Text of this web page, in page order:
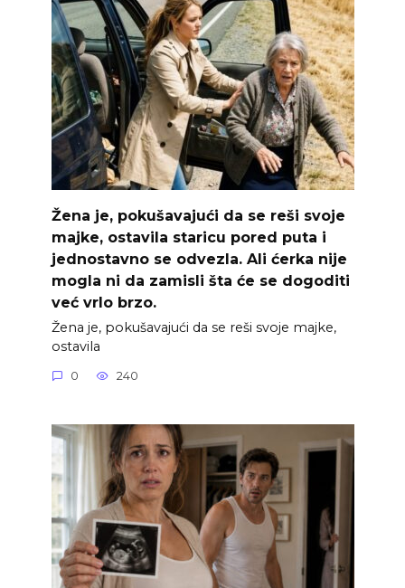
Žena je, pokušavajući da se reši svoje
majke, ostavila staricu pored puta i
jednostavno se odvezla. Ali ćerka nije
mogla ni da zamisli šta će se dogoditi
već vrlo brzo.
Žena je, pokušavajući da se reši svoje majke,
ostavila
0 240